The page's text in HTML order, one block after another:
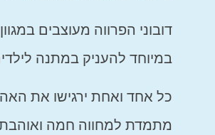
דובוני הפרווה מעוצבים
במיוחד להעניק במתנה
כל אחד ואחת ירגישו את
מתמדת למחווה חמה